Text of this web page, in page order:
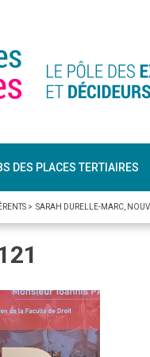
DES PLACES TERTIAIRES
> SARAH DURELLE-MARC,